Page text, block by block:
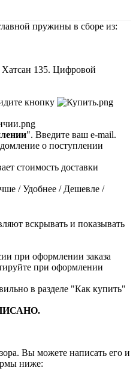
пружины в сборе из:
Хатсан 135. Цифровой
кнопку
". Введите ваш e-mail.
о поступлении
стоимость доставки
/ Удобнее / Дешевле /
вскрывать и показывать
при оформлении заказа
при оформлении
в разделе "Как купить"
Вы можете написать его и
ниже: